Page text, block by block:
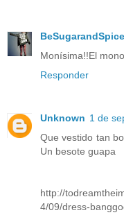
BeSugarandSpice
Monísima!!El
Responder
Unknown 1 de
Que vestido tan
Un besote guapa
http://
4/09/dress-